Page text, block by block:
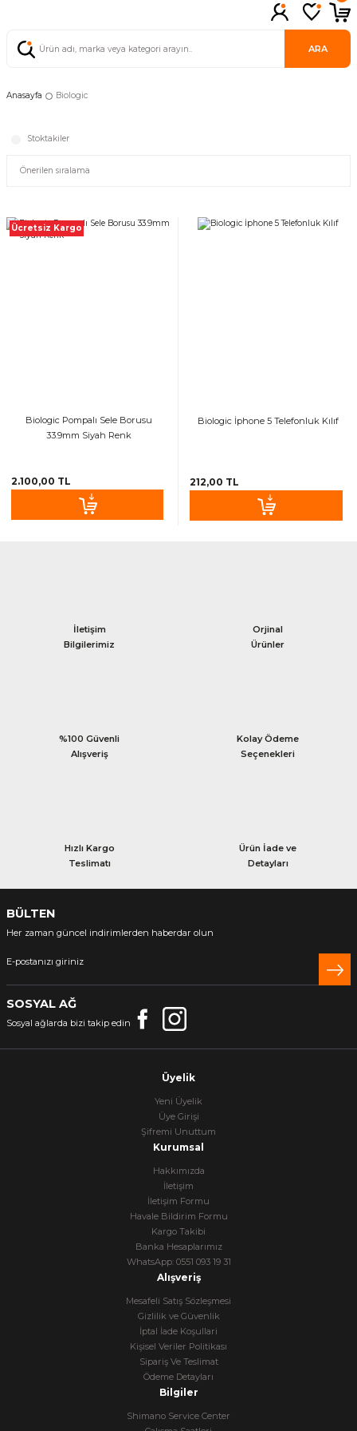
ARA
Anasayfa Biologic
Stoktakiler
Ücretsiz Kargo
Biologic Pompalı Sele Borusu
33.9mm Siyah Renk
2.100,00 TL
Biologic İphone 5 Telefonluk Kılıf
212,00 TL
İletişim
Bilgilerimiz
Orjinal
Ürünler
%100 Güvenli
Alışveriş
Kolay Ödeme
Seçenekleri
Hızlı Kargo
Teslimatı
Ürün İade ve
Detayları
BÜLTEN
Her zaman güncel indirimlerden haberdar olun
SOSYAL AĞ
Sosyal ağlarda bizi takip edin
Üyelik
Yeni Üyelik
Üye Girişi
Şifremi Unuttum
Kurumsal
Hakkımızda
İletişim
İletişim Formu
Havale Bildirim Formu
Kargo Takibi
Banka Hesaplarımız
WhatsApp: 0551 093 19 31
Alışveriş
Mesafeli Satış Sözleşmesi
Gizlilik ve Güvenlik
İptal İade Koşullari
Kişisel Veriler Politikası
Sipariş Ve Teslimat
Ödeme Detayları
Bilgiler
Shimano Service Center